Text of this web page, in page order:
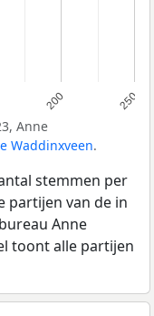
200 250
Anne
Waddinxveen.
stemmen per
partijen van de in
Anne
toont alle partijen